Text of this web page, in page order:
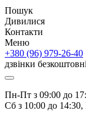
Пошук
Дивилися
Контакти
Меню
+380 (96) 979-26-40
дзвінки безкоштовні
Пн-Пт з 09:00 до
Сб з 10:00 до